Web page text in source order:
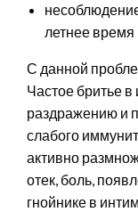
летнее время
С данной
Частое бритье
раздражению и
слабого
активно
отек, боль,
гнойнике в